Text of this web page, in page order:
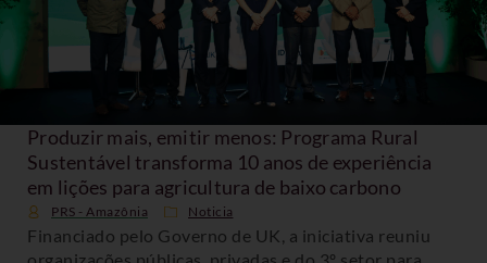
Produzir mais, emitir menos: Programa Rural
Sustentável transforma 10 anos de experiência
em lições para agricultura de baixo carbono
PRS - Amazônia Noticia
Financiado pelo Governo de UK, a iniciativa reuniu